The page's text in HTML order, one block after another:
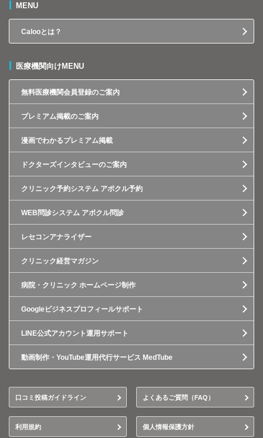
MENU
Calooとは？
医療機関向けMENU
無料医療機関会員登録のご案内
プレミアム掲載のご案内
漫画でわかるプレミアム掲載
ドクターズインタビューのご案内
クリニック予約システム アポクル予約
WEB問診システム アポクル問診
レセコンアナライザー
クリニック経営マガジン
病院・クリニック ホームページ制作
Googleビジネスプロフィールサポート
LINE公式アカウント運用サポート
動画制作・YouTube運用代行サービス MedTube
口コミ投稿ガイドライン よくあるご質問（FAQ）
利用規約 個人情報保護方針